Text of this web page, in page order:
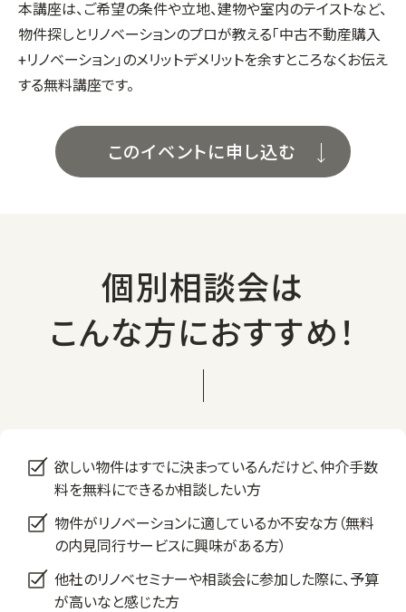
本講座は、ご希望の条件や立地、建物や室内のテイストなど、
物件探しとリノベーションのプロが教える「中古不動産購入
+リノベーション」のメリットデメリットを余すところなくお伝え
する無料講座です。
このイベントに申し込む
個別相談会は
こんな方におすすめ！
欲しい物件はすでに決まっているんだけど、仲介手数
料を無料にできるか相談したい方
物件がリノベーションに適しているか不安な方（無料
の内見同行サービスに興味がある方）
他社のリノベセミナーや相談会に参加した際に、予算
が高いなと感じた方